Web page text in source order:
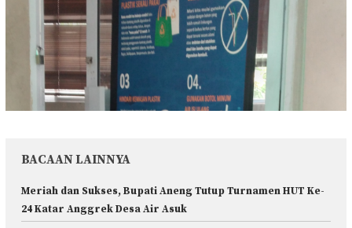
BACAAN LAINNYA
Meriah dan Sukses, Bupati Aneng Tutup Turnamen HUT Ke-
24 Katar Anggrek Desa Air Asuk